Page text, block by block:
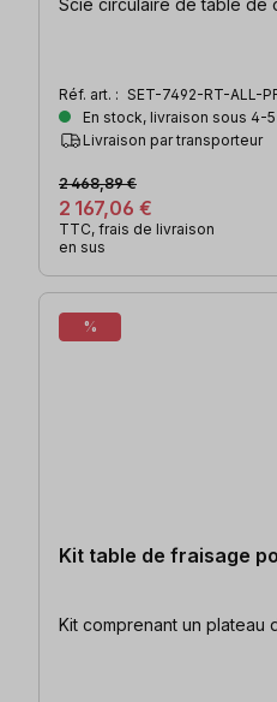
Réf. art. : SET-7492-RT-ALL-
En stock, livraison sous 4-
Livraison par transporteur
2 167,06 €
2 468,89 €
TTC, frais de livraison
en sus
%
Kit table de fraisage
Kit comprenant un